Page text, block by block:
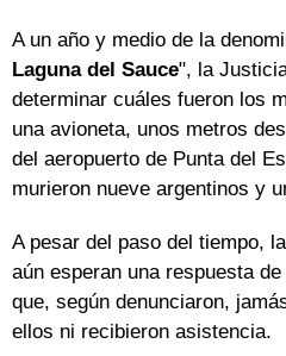
A un año y medio de la
Laguna del Sauce", la
determinar cuáles fueron los
una avioneta, unos metros
del aeropuerto de Punta del
murieron nueve argentinos y
A pesar del paso del tiempo,
aún esperan una respuesta
que, según denunciaron,
ellos ni recibieron asistencia.